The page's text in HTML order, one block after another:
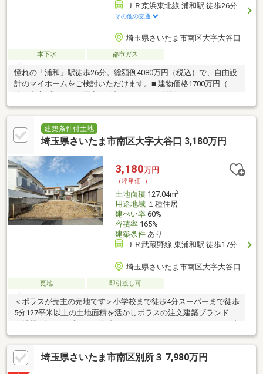
ＪＲ京浜東北線 浦和駅 徒歩26分
その他の交通
埼玉県さいたま市南区大字大谷口
本下水 都市ガス
憧れの「浦和」駅徒歩26分。総額例4080万円（税込）で、自由設
計のマイホームをご検討いただけます。■ 建物価格1700万円（税
ース付きの建築が可能です。■ 今なら自由設計対応間取りや設
備、カラーなど、ご家族のライフスタイルに合わせた住まいづく
りをご相談いただけます。■ 自社直売仲 介 手 数 料が 不 要なた
め、購入時の諸費用を抑えられます。都心へのアクセスも良好な
くりを始めませんか。
建築条件付土地
埼玉県さいたま市南区大字大谷口 3,180万円
3,180万円
（坪単価:-）
土地面積127.04m2
用途地域１種住居
建ぺい率60%
容積率165%
建築条件あり
ＪＲ武蔵野線 東浦和駅 徒歩17分
埼玉県さいたま市南区大字大谷口
更地 即引渡し可
＜ポラスが売主の売地です＞小学校まで徒歩4分スーパーまで徒歩
5分127平米以上の土地面積を活かしポラスの注文建築ブランドで
列2台を確保しウッドデッキのあるお庭■ファミリークローゼット
やパントリーなどこだわり収納------------など、まずはご希望をお
聞かせくださいポラス独自の「耐震性と自由度」を両立した住ま
いの実現に向けて、全力でサポートいたします！
埼玉県さいたま市南区別所３ 7,980万円